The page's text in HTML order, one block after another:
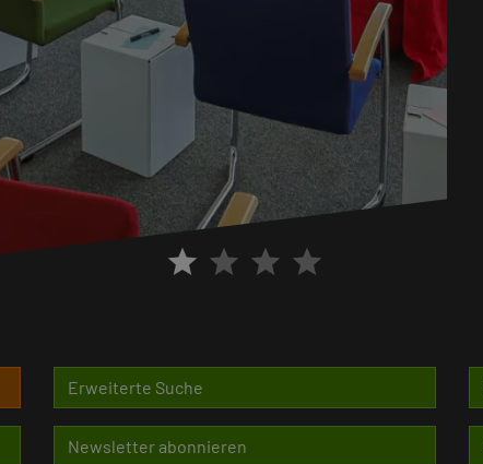
star star star star
Erweiterte Suche
Newsletter abonnieren